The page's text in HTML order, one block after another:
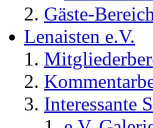
Gäste-Bereich
Lenaisten e.V.
Interessante